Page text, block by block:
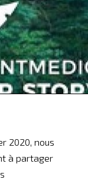
2020, nous
à partager